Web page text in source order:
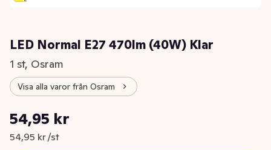
LED Normal E27 470lm (40W) Klar
1 st, Osram
Visa alla varor från Osram
Nuvarande pris är: 54,95 kr
54,95 kr
54,95 kr /st
Styckpris: 54,95 kr /st